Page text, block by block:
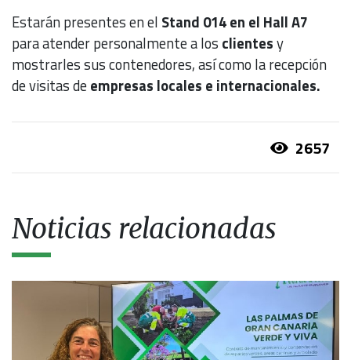
Estarán presentes en el Stand 014 en el Hall A7
para atender personalmente a los clientesy
mostrarles sus contenedores, así como la recepción
de visitas deempresas locales e internacionales.
2657
Noticias relacionadas